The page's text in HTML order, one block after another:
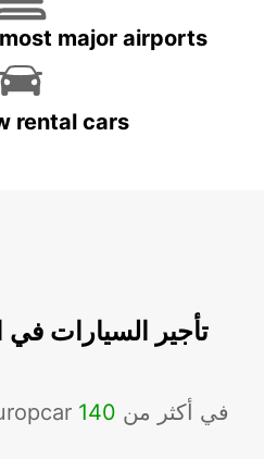
major airports
rental cars
تأجير السيارات في
موقعًا لشركة Europcar في أكثر من 140